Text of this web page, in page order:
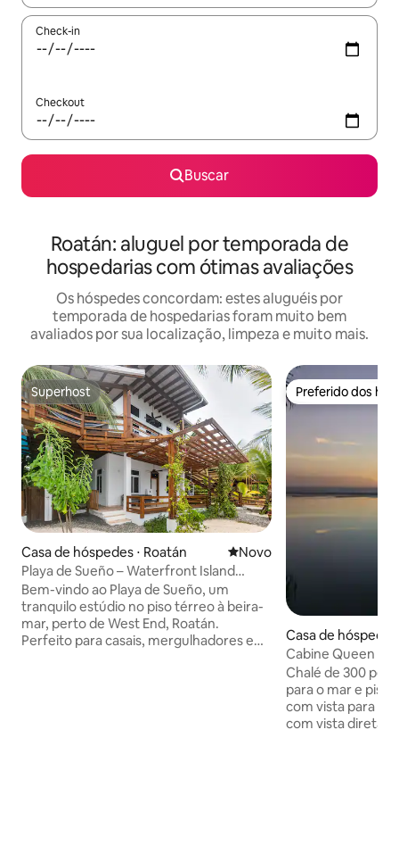
Check-in
Checkout
Buscar
Roatán: aluguel por temporada de
hospedarias com ótimas avaliações
Os hóspedes concordam: estes aluguéis por
temporada de hospedarias foram muito bem
avaliados por sua localização, limpeza e muito mais.
Superhost
Superhost
Casa de hóspedes ⋅ Roatán Novo lugar para ficar
Novo
Playa de Sueño – Waterfront Island
Studio Retreat
Bem-vindo ao Playa de Sueño, um
tranquilo estúdio no piso térreo à beira-
mar, perto de West End, Roatán.
Perfeito para casais, mergulhadores e
Preferido dos
Preferido dos
Casa de hóspedes
Cabine Queen
piscina e gerador
Chalé de 300 pés
para o mar e
com vista para o
com vista direta